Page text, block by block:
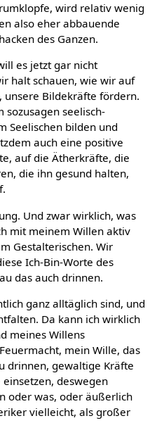
wird relativ wenig
also eher abbauende
des Ganzen.
es jetzt gar nicht
halt schauen, wie wir auf
unsere Bildekräfte fördern.
sozusagen seelisch-
Seelischen bilden und
auch eine positive
auf die Ätherkräfte, die
die ihn gesund halten,
Und zwar wirklich, was
mit meinem Willen aktiv
Gestalterischen. Wir
Ich-Bin-Worte des
das auch drinnen.
ganz alltäglich sind, und
Da kann ich wirklich
meines Willens
mein Wille, das
drinnen, gewaltige Kräfte
deswegen
oder was, oder äußerlich
vielleicht, als großer